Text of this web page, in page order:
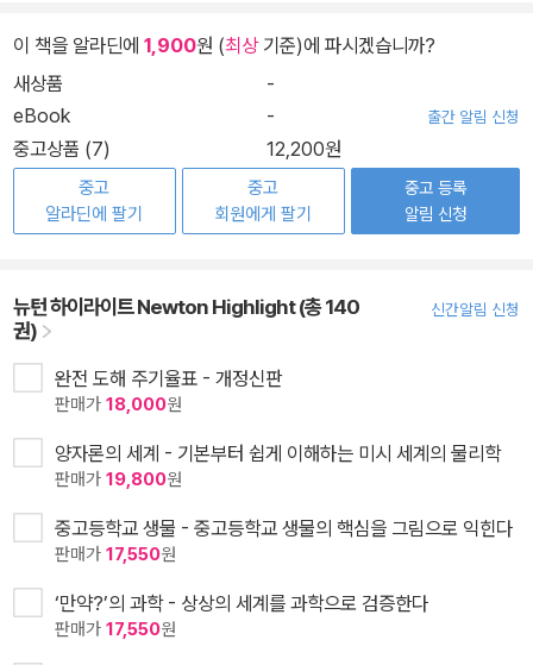
이 책을 알라딘에 1,900원 (최상기준)에 파시겠습니까?
새상품
-
eBook
- 출간 알림 신청
중고상품 (7) 12,200원
중고
알라딘에 팔기
중고
회원에게 팔기
중고 등록
알림 신청
뉴턴 하이라이트 Newton Highlight (총 140
권)
신간알림 신청
완전 도해 주기율표 - 개정신판
판매가 18,000원
양자론의 세계 - 기본부터 쉽게 이해하는 미시 세계의 물리학
판매가 19,800원
중고등학교 생물 - 중고등학교 생물의 핵심을 그림으로 익힌다
판매가 17,550원
‘만약?’의 과학 - 상상의 세계를 과학으로 검증한다
판매가 17,550원